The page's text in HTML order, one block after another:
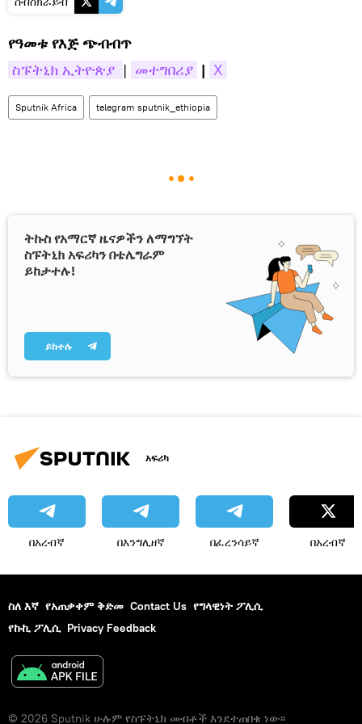
የዓመቱ የእጅ ጭብብጥ
ስፑትኒክ ኢትዮጵያ | መተግበሪያ | X
Sputnik Africa telegram sputnik_ethiopia
ትኩስ የአማርኛ ዜናዎችን ለማግኘት
ስፑትኒክ አፍሪካን በቴሌግራም
ይከታተሉ!
ይከተሉ
አፍሪካ
በአረብኛ በእንግሊዘኛ በፈረንሳይኛ በአረብኛ
ስለ እኛ የአጠቃቀም ቅድመ Contact Us የግላዊነት ፖሊሲ
የኩኪ ፖሊሲ Privacy Feedback
© 2026 Sputnik ሁሉም የስፑትኒክ መብቶች እንደተጠበቁ ነው፡፡